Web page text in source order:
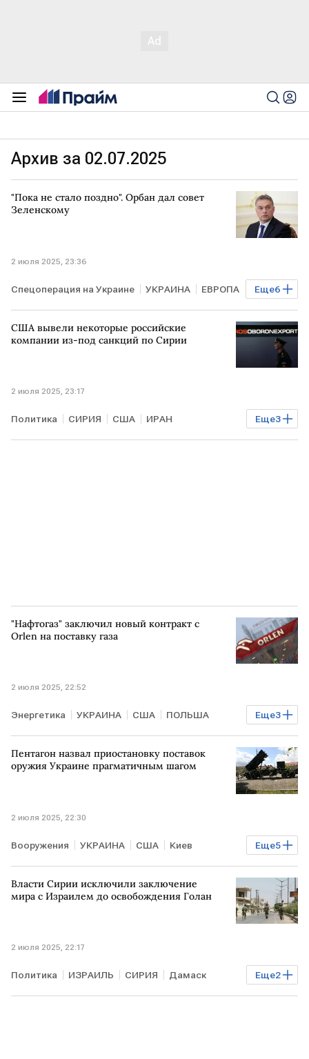
Архив за 02.07.2025
"Пока не стало поздно". Орбан дал совет
Зеленскому
2 июля 2025, 23:36
Еще6
Спецоперация на Украине УКРАИНА ЕВРОПА
РФ Владимир Зеленский Виктор Орбан
Владимир Мединский ЕС НАТО
США вывели некоторые российские
компании из-под санкций по Сирии
2 июля 2025, 23:17
Еще3
Политика СИРИЯ США ИРАН
Дональд Трамп Башар Асад
"Нафтогаз" заключил новый контракт с
Orlen на поставку газа
2 июля 2025, 22:52
Еще3
Энергетика УКРАИНА США ПОЛЬША
Денис Шмыгаль Нафтогаз Украины Orlen
Пентагон назвал приостановку поставок
оружия Украине прагматичным шагом
2 июля 2025, 22:30
Еще5
Вооружения УКРАИНА США Киев
Дмитрий Песков Сергей Лавров Politico
NBC НАТО
Власти Сирии исключили заключение
мира с Израилем до освобождения Голан
2 июля 2025, 22:17
Еще2
Политика ИЗРАИЛЬ СИРИЯ Дамаск
Биньямин Нетаньяху ООН